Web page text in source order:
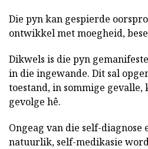
Die pyn kan gespierde
ontwikkel met moegheid,
Dikwels is die pyn
in die ingewande. Dit sal
toestand, in sommige gevalle,
gevolge hê.
Ongeag van die self-
natuurlik, self-medikasie